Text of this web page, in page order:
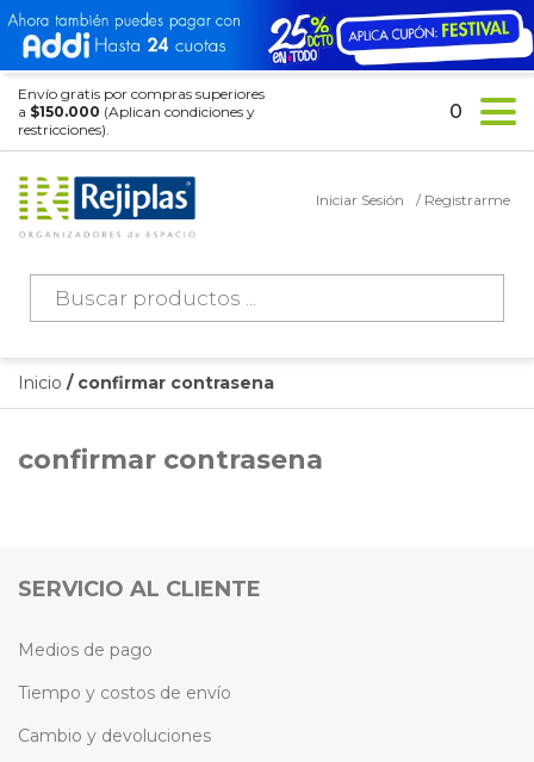
Envío gratis por compras superiores
a $150.000 (Aplican condiciones y
restricciones).
Búsqueda
productos
Iniciar Sesión / Registrarme
0
Inicio / confirmar contrasena
confirmar contrasena
SERVICIO AL CLIENTE
Medios de pago
Tiempo y costos de envío
Cambio y devoluciones